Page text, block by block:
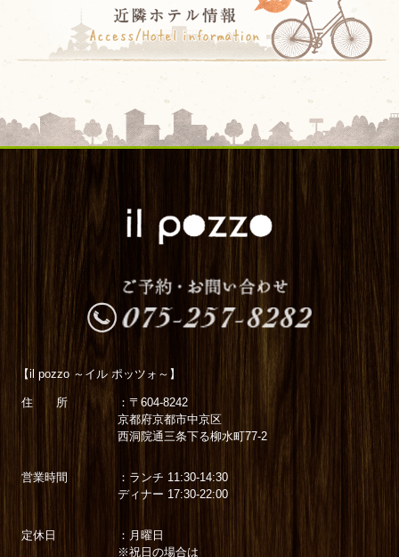
【il pozzo ～イル ポッツォ～】
住 所
：〒604-8242
京都府京都市中京区
西洞院通三条下る柳水町77-2
営業時間
：ランチ 11:30-14:30
ディナー 17:30-22:00
定休日
：月曜日
※祝日の場合は